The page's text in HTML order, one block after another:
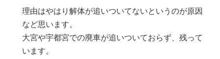
理由はやはり解体が追いついてないというのが原因
など思います。
大宮や宇都宮での廃車が追いついておらず、残って
います。